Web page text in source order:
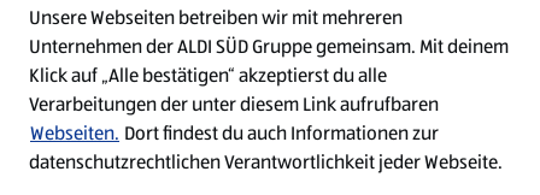
Unsere Webseiten betreiben wir mit mehreren
Unternehmen der ALDI SÜD Gruppe gemeinsam. Mit deinem
Klick auf „Alle bestätigen“ akzeptierst du alle
Verarbeitungen der unter diesem Link aufrufbaren
Webseiten. Dort findest du auch Informationen zur
datenschutzrechtlichen Verantwortlichkeit jeder Webseite.